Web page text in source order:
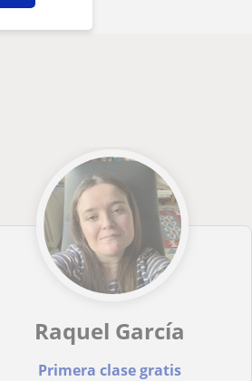
Raquel García
Primera clase gratis